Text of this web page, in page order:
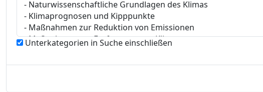
Unterkategorien in Suche einschließen